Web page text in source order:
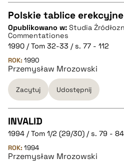
pobierz cytat
CZYSTY TEKST
pobierz cytat
BIBTEX
pobierz cytat
Polskie tablice erekcyjne
Opublikowano w: Studia
Commentationes
1990 / Tom 32-33 / s. 77 - 112
ROK: 1990
Przemysław Mrozowski
Zacytuj Udostępnij
CZYSTY TEKST
INVALID
1994 / Tom 1/2 (29/30) / s. 79 - 84
ROK: 1994
Przemysław Mrozowski